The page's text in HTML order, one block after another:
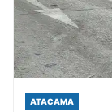
ATACAMA